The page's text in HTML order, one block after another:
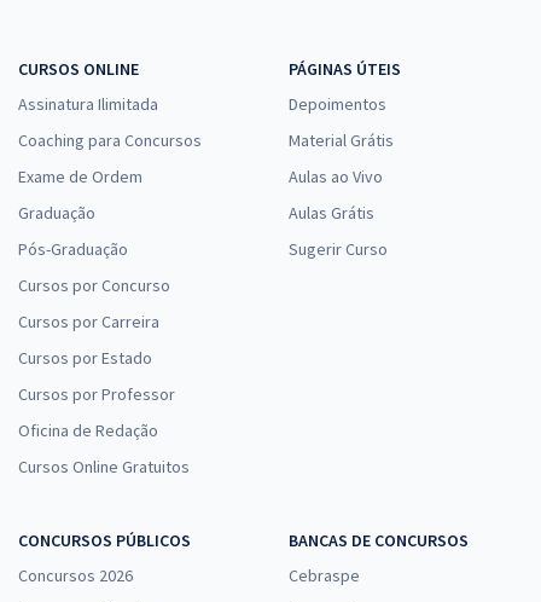
CURSOS ONLINE
Assinatura Ilimitada
Coaching para Concursos
Exame de Ordem
Graduação
Pós-Graduação
Cursos por Concurso
Cursos por Carreira
Cursos por Estado
Cursos por Professor
Oficina de Redação
Cursos Online Gratuitos
PÁGINAS ÚTEIS
Depoimentos
Material Grátis
Aulas ao Vivo
Aulas Grátis
Sugerir Curso
CONCURSOS PÚBLICOS
Concursos 2026
BANCAS DE CONCURSOS
Cebraspe